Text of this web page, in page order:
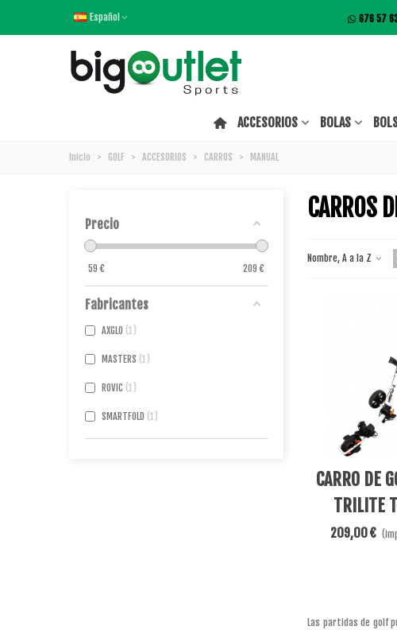
Español 676 57
ACCESORIOS BOLAS
Inicio > GOLF > ACCESORIOS > CARROS > MANUAL
Precio
59 € 209 €
Fabricantes
AXGLO 1
MASTERS 1
ROVIC 1
SMARTFOLD 1
CARROS
Nombre, A a la Z
Ver Más
CARRO DE
TRILITE
209,00 €
Las partidas de golf